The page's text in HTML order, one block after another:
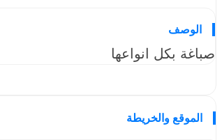
الوصف
صباغة بكل انواعها
الموقع والخريطة